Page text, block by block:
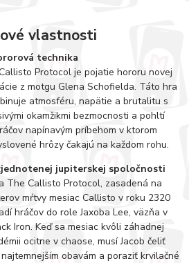
vlastnosti
technika
Protocol je pojatie hororu novej
z motgu Glena Schofielda. Táto hra
atmosféru, napätie a brutalitu s
okamžikmi bezmocnosti a pohltí
napínavým príbehom v ktorom
hrôzy čakajú na každom rohu.
jupiterskej spoločnosti
The Callisto Protocol, zasadená na
mŕtvy mesiac Callisto v roku 2320
hráčov do role Jaxoba Lee, väzňa v
Iron. Keď sa mesiac kvôli záhadnej
ocitne v chaose, musí Jacob čeliť
obavám a poraziť krvilačné